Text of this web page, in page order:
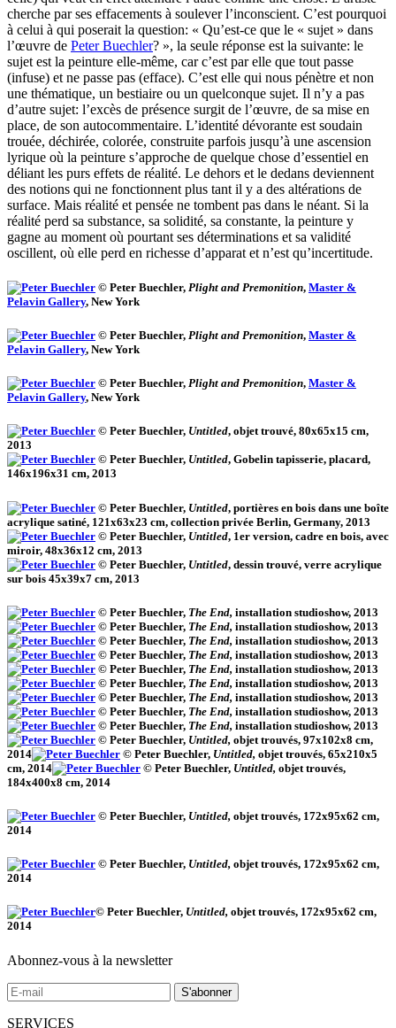
cherche par ses effacements à soulever l’inconscient. C’est pourquoi
à celui à qui poserait la question: « Qu’est-ce que le « sujet » dans
l’œuvre de Peter Buechler? », la seule réponse est la suivante: le
sujet est la peinture elle-même, car c’est par elle que tout passe
(infuse) et ne passe pas (efface). C’est elle qui nous pénètre et non
une thématique, un bestiaire ou un quelconque sujet. Il n’y a pas
d’autre sujet: l’excès de présence surgit de l’œuvre, de sa mise en
place, de son autocommentaire. L’identité dévorante est soudain
trouée, déchirée, colorée, construite parfois jusqu’à une ascension
lyrique où la peinture s’approche de quelque chose d’essentiel en
déliant les purs effets de réalité. Le dehors et le dedans deviennent
des notions qui ne fonctionnent plus tant il y a des altérations de
surface. Mais réalité et pensée ne tombent pas dans le néant. Si la
réalité perd sa substance, sa solidité, sa constante, la peinture y
gagne au moment où pourtant ses déterminations et sa validité
oscillent, où elle perd en richesse d’apparat et n’est qu’incertitude.
© Peter Buechler, Plight and Premonition, Master &
Pelavin Gallery, New York
© Peter Buechler, Plight and Premonition, Master &
Pelavin Gallery, New York
© Peter Buechler, Plight and Premonition, Master &
Pelavin Gallery, New York
© Peter Buechler, Untitled, objet trouvé, 80x65x15 cm,
2013
© Peter Buechler, Untitled, Gobelin tapisserie, placard,
146x196x31 cm, 2013
© Peter Buechler, Untitled, portières en bois dans une boîte
acrylique satiné, 121x63x23 cm, collection privée Berlin, Germany, 2013
© Peter Buechler, Untitled, 1er version, cadre en bois, avec
miroir, 48x36x12 cm, 2013
© Peter Buechler, Untitled, dessin trouvé, verre acrylique
sur bois 45x39x7 cm, 2013
© Peter Buechler, The End, installation studioshow, 2013
© Peter Buechler, The End, installation studioshow, 2013
© Peter Buechler, The End, installation studioshow, 2013
© Peter Buechler, The End, installation studioshow, 2013
© Peter Buechler, The End, installation studioshow, 2013
© Peter Buechler, The End, installation studioshow, 2013
© Peter Buechler, The End, installation studioshow, 2013
© Peter Buechler, The End, installation studioshow, 2013
© Peter Buechler, The End, installation studioshow, 2013
© Peter Buechler, Untitled, objet trouvés, 97x102x8 cm,
2014
© Peter Buechler, Untitled, objet trouvés, 65x210x5
cm, 2014
© Peter Buechler, Untitled, objet trouvés,
184x400x8 cm, 2014
© Peter Buechler, Untitled, objet trouvés, 172x95x62 cm,
2014
© Peter Buechler, Untitled, objet trouvés, 172x95x62 cm,
2014
© Peter Buechler, Untitled, objet trouvés, 172x95x62 cm,
2014
Abonnez-vous à la newsletter
SERVICES